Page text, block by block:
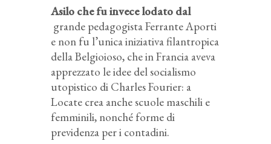
Asilo che fu invece lodato dal
grande pedagogista Ferrante Aporti
e non fu l’unica iniziativa filantropica
della Belgioioso, che in Francia aveva
apprezzato le idee del socialismo
utopistico di Charles Fourier: a
Locate crea anche scuole maschili e
femminili, nonché forme di
previdenza per i contadini.